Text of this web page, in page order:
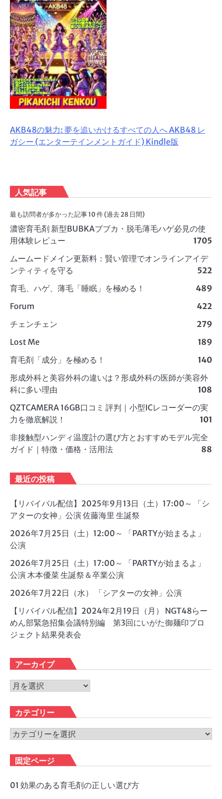
AKB48の魅力: 夢を追いかけるすべての人へ AKB48 レ
ガシー (エンターテインメントガイド) Kindle版
人気記事
最も訪問者が多かった記事 10 件 (過去 28 日間)
濃密育毛剤 新型BUBKAブブカ・脱毛薄毛ハゲ必見の使
用体験レビュー
1705
ムームードメイン更新料：賢い管理でオンラインアイデ
ンティティを守る
522
育毛、ハゲ、薄毛「睡眠」を極める！
489
Forum
422
チェンチェン
279
Lost Me
189
育毛剤「成分」を極める！
140
形成外科と美容外科の違いは？形成外科の医師が美容外
科に多い理由
108
QZTCAMERA 16GB口コミ 評判｜小型ICレコーダーの実
力を徹底解説！
101
非接触型ハンディ温度計の選び方とおすすめモデル完全
ガイド｜特徴・価格・活用法
88
最近の投稿
【リバイバル配信】2025年9月13日（土）17:00～ 「シ
アターの女神」公演 佐藤海里 生誕祭
2026年7月25日（土）12:00～ 「PARTYが始まるよ」
公演
2026年7月25日（土）17:00～ 「PARTYが始まるよ」
公演 木本優菜 生誕祭＆卒業公演
2026年7月22日（水） 「シアターの女神」公演
【リバイバル配信】2024年2月19日（月） NGT48らー
めん部緊急招集会議特別編 第3回にいがた御麺印プロ
ジェクト結果発表会
アーカイブ
ア
カ
イ
ブ
カテゴリー
カ
ゴ
リ
ー
固定ページ
01 効果のある育毛剤の正しい選び方